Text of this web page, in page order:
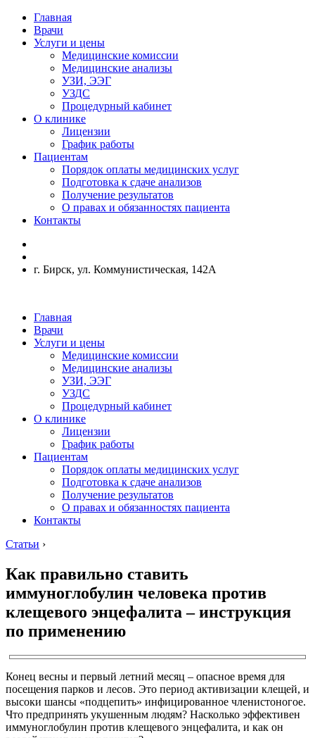
Главная
Врачи
Услуги и цены
Медицинские комиссии
Медицинские анализы
УЗИ, ЭЭГ
УЗДС
Процедурный кабинет
О клинике
Лицензии
График работы
Пациентам
Порядок оплаты медицинских услуг
Подготовка к сдаче анализов
Получение результатов
О правах и обязанностях пациента
Контакты
г. Бирск, ул. Коммунистическая, 142А
Главная
Врачи
Услуги и цены
Медицинские комиссии
Медицинские анализы
УЗИ, ЭЭГ
УЗДС
Процедурный кабинет
О клинике
Лицензии
График работы
Пациентам
Порядок оплаты медицинских услуг
Подготовка к сдаче анализов
Получение результатов
О правах и обязанностях пациента
Контакты
Статьи ›
Как правильно ставить
иммуноглобулин человека против
клещевого энцефалита – инструкция
по применению
Конец весны и первый летний месяц – опасное время для
посещения парков и лесов. Это период активизации клещей, и
высоки шансы «подцепить» инфицированное членистоногое.
Что предпринять укушенным людям? Насколько эффективен
иммуноглобулин против клещевого энцефалита, и как он